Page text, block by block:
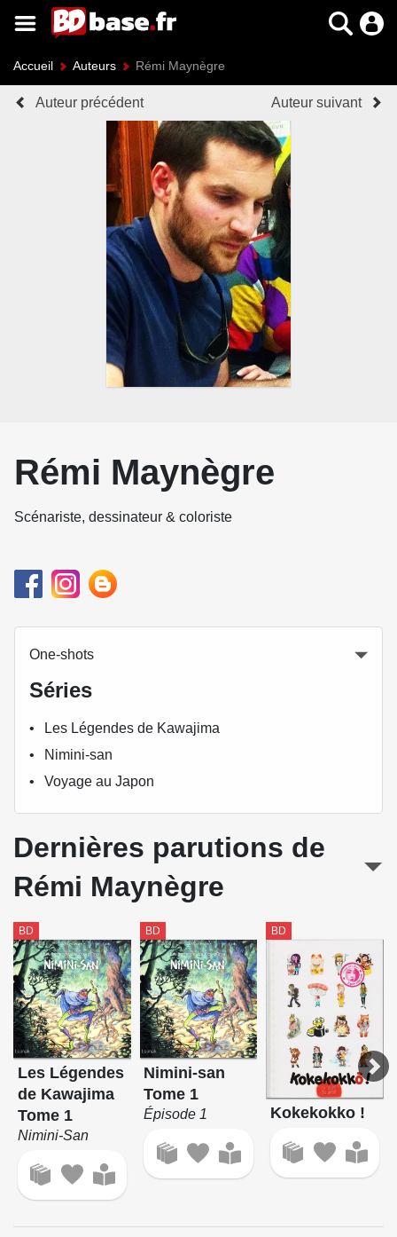
Accueil Auteurs Rémi Maynègre
Auteur précédent Auteur suivant
Rémi Maynègre
Scénariste, dessinateur & coloriste
One-shots
Séries
Les Légendes de Kawajima
Nimini-san
Voyage au Japon
Dernières parutions de
Rémi Maynègre
BD
Les Légendes
de Kawajima
Tome 1
Nimini-San
BD
Nimini-san
Tome 1
Épisode 1
BD
Kokekokko !